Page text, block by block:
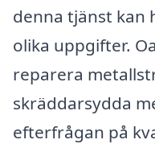
denna tjänst kan
olika uppgifter.
reparera
skräddarsydda
efterfrågan på